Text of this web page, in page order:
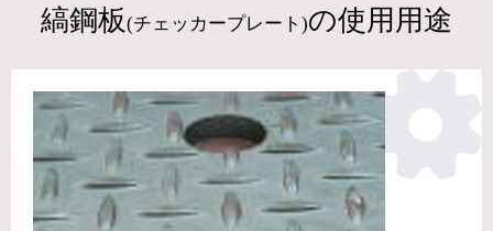
縞鋼板(チェッカープレート)の使用用途